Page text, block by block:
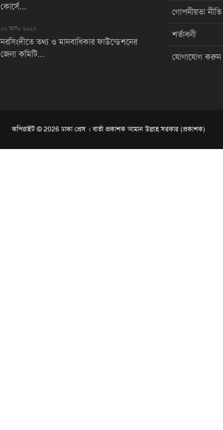
কোর্সে...
০২ আগu ২০২৬
নরসিংদীতে তথ্য ও মানবাধিকার ফাউন্ডেশনের
জেলা কমিটি...
গোপনীয়তা নীতি
শর্তাবলী
যোগাযোগ করুন
কপিরাইট © 2026 ঢাকা প্রেস । বার্তা প্রকাশক আমান উল্লাহ সরকার (প্রকাশক)